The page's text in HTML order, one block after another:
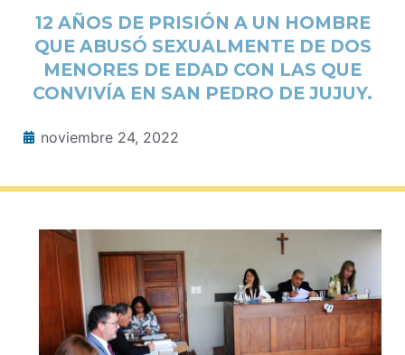
12 AÑOS DE PRISIÓN A UN HOMBRE
QUE ABUSÓ SEXUALMENTE DE DOS
MENORES DE EDAD CON LAS QUE
CONVIVÍA EN SAN PEDRO DE JUJUY.
noviembre 24, 2022